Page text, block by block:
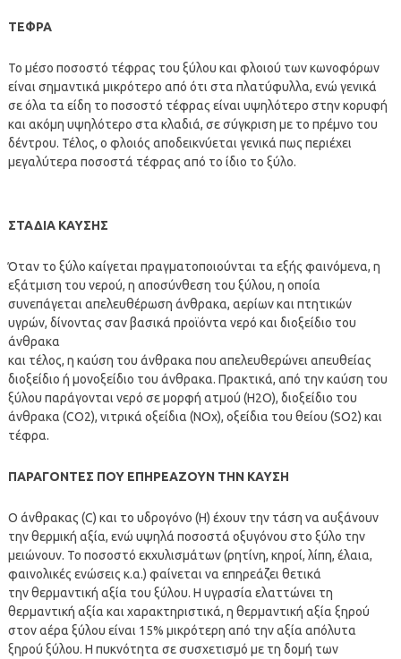
ΤΕΦΡΑ
Το μέσο ποσοστό τέφρας του ξύλου και φλοιού των κωνοφόρων
είναι σημαντικά μικρότερο από ότι στα πλατύφυλλα, ενώ γενικά
σε όλα τα είδη το ποσοστό τέφρας είναι υψηλότερο στην κορυφή
και ακόμη υψηλότερο στα κλαδιά, σε σύγκριση με το πρέμνο του
δέντρου. Τέλος, ο φλοιός αποδεικνύεται γενικά πως περιέχει
μεγαλύτερα ποσοστά τέφρας από το ίδιο το ξύλο.
ΣΤΑΔΙΑ ΚΑΥΣΗΣ
Όταν το ξύλο καίγεται πραγματοποιούνται τα εξής φαινόμενα, η
εξάτμιση του νερού, η αποσύνθεση του ξύλου, η οποία
συνεπάγεται απελευθέρωση άνθρακα, αερίων και πτητικών
υγρών, δίνοντας σαν βασικά προϊόντα νερό και διοξείδιο του
άνθρακα
και τέλος, η καύση του άνθρακα που απελευθερώνει απευθείας
διοξείδιο ή μονοξείδιο του άνθρακα. Πρακτικά, από την καύση του
ξύλου παράγονται νερό σε μορφή ατμού (H2O), διοξείδιο του
άνθρακα (CO2), νιτρικά οξείδια (NOx), οξείδια του θείου (SO2) και
τέφρα.
ΠΑΡΑΓΟΝΤΕΣ ΠΟΥ ΕΠΗΡΕΑΖΟΥΝ ΤΗΝ ΚΑΥΣΗ
Ο άνθρακας (C) και το υδρογόνο (Η) έχουν την τάση να αυξάνουν
την θερμική αξία, ενώ υψηλά ποσοστά οξυγόνου στο ξύλο την
μειώνουν. Το ποσοστό εκχυλισμάτων (ρητίνη, κηροί, λίπη, έλαια,
φαινολικές ενώσεις κ.α.) φαίνεται να επηρεάζει θετικά
την θερμαντική αξία του ξύλου. Η υγρασία ελαττώνει τη
θερμαντική αξία και χαρακτηριστικά, η θερμαντική αξία ξηρού
στον αέρα ξύλου είναι 15% μικρότερη από την αξία απόλυτα
ξηρού ξύλου. Η πυκνότητα σε συσχετισμό με τη δομή των